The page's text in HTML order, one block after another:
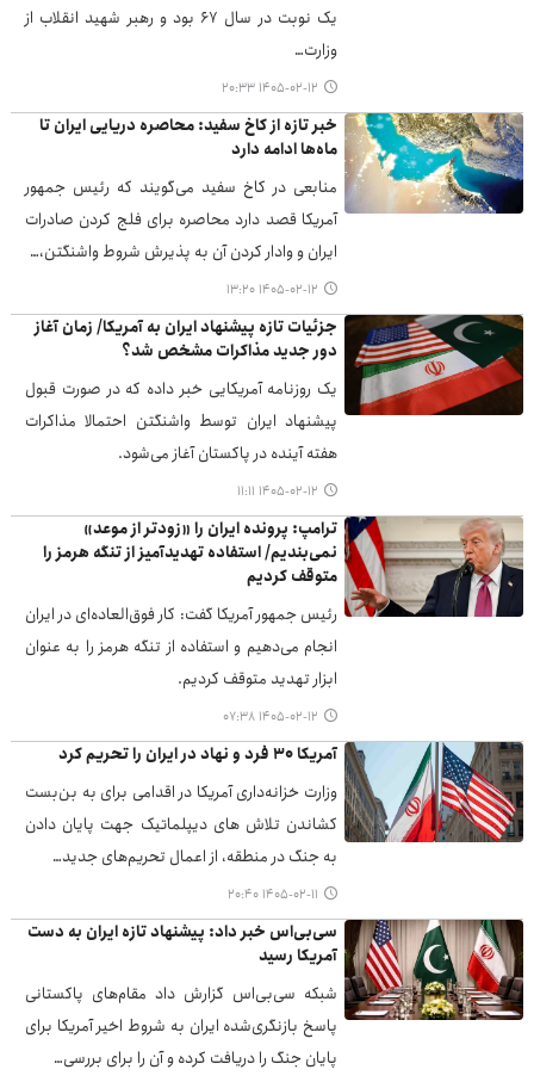
یک نوبت در سال ۶۷ بود و رهبر شهید انقلاب از
وزارت…
۱۴۰۵-۰۲-۱۲ ۲۰:۳۳
خبر تازه از کاخ سفید: محاصره دریایی ایران تا
ماه‌ها ادامه دارد
منابعی در کاخ سفید می‌گویند که رئیس جمهور
آمریکا قصد دارد محاصره برای فلج کردن صادرات
ایران و وادار کردن آن به پذیرش شروط واشنگتن،…
۱۴۰۵-۰۲-۱۲ ۱۳:۲۰
جزئیات تازه پیشنهاد ایران به آمریکا/ زمان آغاز
دور جدید مذاکرات مشخص شد؟
یک روزنامه آمریکایی خبر داده که در صورت قبول
پیشنهاد ایران توسط واشنگتن احتمالا مذاکرات
هفته آینده در پاکستان آغاز می‌شود.
۱۴۰۵-۰۲-۱۲ ۱۱:۱۱
ترامپ: پرونده ایران را «زودتر از موعد»
نمی‌بندیم/ استفاده تهدیدآمیز از تنگه هرمز را
متوقف کردیم
رئیس جمهور آمریکا گفت: کار فوق‌العاده‌ای در ایران
انجام می‌دهیم و استفاده از تنگه هرمز را به عنوان
ابزار تهدید متوقف کردیم.
۱۴۰۵-۰۲-۱۲ ۰۷:۳۸
آمریکا ۳۰ فرد و نهاد در ایران را تحریم کرد
وزارت خزانه‌داری آمریکا در اقدامی برای به بن‌بست
کشاندن تلاش های دیپلماتیک جهت پایان دادن
به جنگ در منطقه، از اعمال تحریم‌های جدید…
۱۴۰۵-۰۲-۱۱ ۲۰:۴۰
سی‌بی‌اس خبر داد: پیشنهاد تازه ایران به دست
آمریکا رسید
شبکه سی‌بی‌اس گزارش داد مقام‌های پاکستانی
پاسخ بازنگری‌شده ایران به شروط اخیر آمریکا برای
پایان جنگ را دریافت کرده و آن را برای بررسی…